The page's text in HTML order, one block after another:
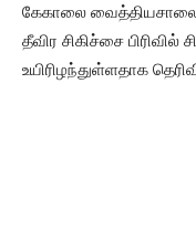
கேகாலை
தீவிர சிகிச்சை
உயிரிழந்துள்ளதாக